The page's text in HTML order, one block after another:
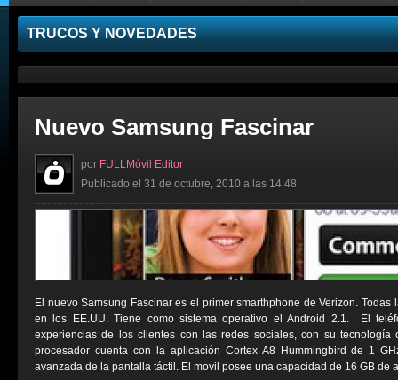
Celulares
TRUCOS Y NOVEDADES
Nuevo Samsung Fascinar
por FULLMóvil Editor
Publicado el 31 de octubre, 2010 a las 14:48
El nuevo Samsung Fascinar es el primer smarthphone de Verizon.
en los EE.UU. Tiene como sistema operativo el Android 2.1. El
experiencias de los clientes con las redes sociales, con su tecnología
procesador cuenta con la aplicación Cortex A8 Hummingbird de 1
avanzada de la pantalla táctil. El movil posee una capacidad de 16 GB de